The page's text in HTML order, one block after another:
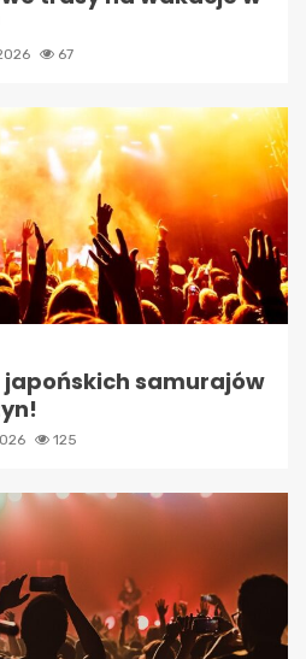
67
samurajów
125